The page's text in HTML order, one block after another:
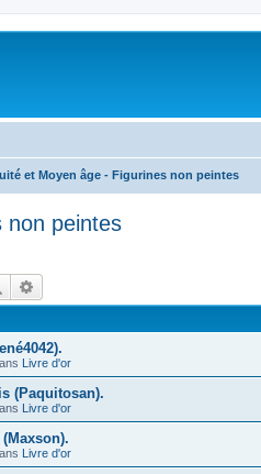
et Moyen âge - Figurines non peintes
non peintes
Rechercher
Livre d'or
(Paquitosan).
Livre d'or
Livre d'or